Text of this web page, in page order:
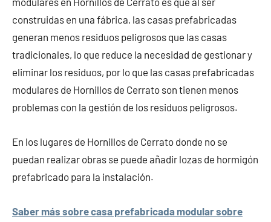
construidas en una fábrica, las casas prefabricadas
generan menos residuos peligrosos que las casas
tradicionales, lo que reduce la necesidad de gestionar y
eliminar los residuos, por lo que las casas prefabricadas
modulares de Hornillos de Cerrato son tienen menos
problemas con la gestión de los residuos peligrosos.
En los lugares de Hornillos de Cerrato donde no se
puedan realizar obras se puede añadir lozas de hormigón
prefabricado para la instalación.
Saber más sobre casa prefabricada modular sobre